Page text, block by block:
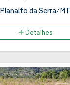
Planalto da Serra/MT
Detalhes